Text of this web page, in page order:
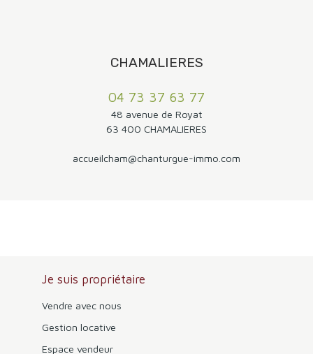
CHAMALIERES
04 73 37 63 77
48 avenue de Royat
63 400 CHAMALIERES
accueilcham@chanturgue-immo.com
Je suis propriétaire
Vendre avec nous
Gestion locative
Espace vendeur